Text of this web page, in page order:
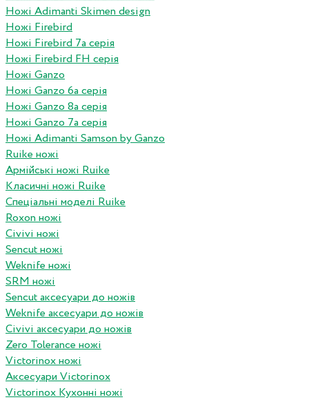
Ножі Adimanti Skimen design
Ножі Firebird
Ножі Firebird 7а серія
Ножі Firebird FH серія
Ножі Ganzo
Ножі Ganzo 6а серія
Ножі Ganzo 8а серія
Ножі Ganzo 7а серія
Ножі Adimanti Samson by Ganzo
Ruike ножі
Армійські ножі Ruike
Класичні ножі Ruike
Спеціальні моделі Ruike
Roxon ножi
Civivi ножі
Sencut ножі
Weknife ножі
SRM ножі
Sencut аксесуари до ножів
Weknife аксесуари до ножів
Civivi аксесуари до ножів
Zero Tolerance ножі
Victorinox ножі
Аксесуари Victorinox
Victorinox Кухонні ножі